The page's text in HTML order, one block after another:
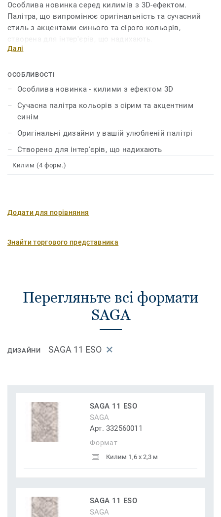
Особлива новинка серед килимів з 3D-ефектом.
Палітра, що випромінює оригінальність та сучасний
стиль з акцентами синього та сірого кольорів,
створена для інтер'єрів, що надихають.
Далі
ОСОБЛИВОСТІ
Особлива новинка - килими з ефектом 3D
Сучасна палітра кольорів з сірим та акцентним
синім
Оригінальні дизайни у вашій улюбленій палітрі
Створено для інтер'єрів, що надихають
Килим (4 форм.)
Додати для порівняння
Знайти торгового представника
Перегляньте всі формати
SAGA
ДИЗАЙНИ SAGA 11 ESO
SAGA 11 ESO
SAGA
Арт. 332560011
Формат
Килим 1,6 x 2,3 м
SAGA 11 ESO
SAGA